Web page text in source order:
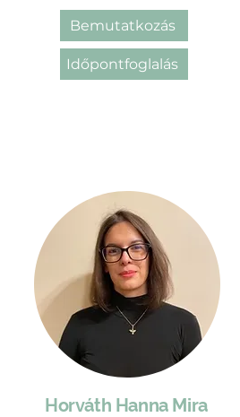
Bemutatkozás
Időpontfoglalás
Horváth Hanna Mira